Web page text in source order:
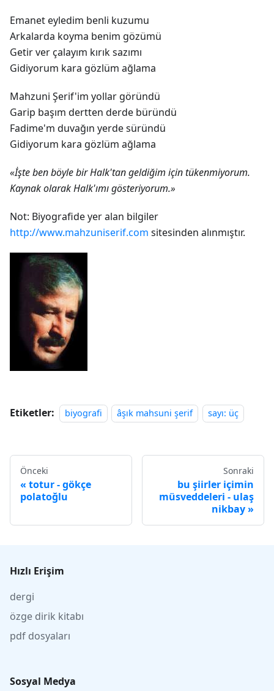
Emanet eyledim benli kuzumu
Arkalarda koyma benim gözümü
Getir ver çalayım kırık sazımı
Gidiyorum kara gözlüm ağlama
Mahzuni Şerif'im yollar göründü
Garip başım dertten derde büründü
Fadime'm duvağın yerde süründü
Gidiyorum kara gözlüm ağlama
«İşte ben böyle bir Halk'tan geldiğim için tükenmiyorum.
Kaynak olarak Halk'ımı gösteriyorum.»
Not: Biyografide yer alan bilgiler
http://www.mahzuniserif.com sitesinden alınmıştır.
Etiketler: biyografi âşık mahsuni şerif sayı: üç
Önceki
totur - gökçe
polatoğlu
Sonraki
bu şiirler içimin
müsveddeleri - ulaş
nikbay
Hızlı Erişim
dergi
özge dirik kitabı
pdf dosyaları
Sosyal Medya